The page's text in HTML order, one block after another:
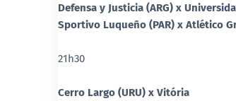
Defensa y Justicia (ARG) x
Sportivo Luqueño (PAR) x Atlético
21h30
Cerro Largo (URU) x Vitória